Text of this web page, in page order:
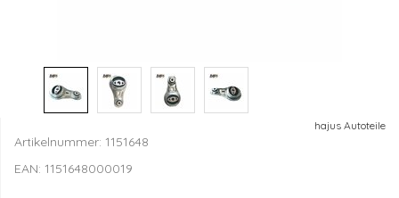
hajus Autoteile
Artikelnummer: 1151648
EAN: 1151648000019